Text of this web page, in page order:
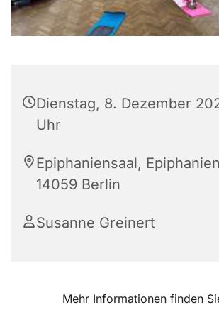
Dienstag, 8. Dezember
Uhr
Epiphaniensaal,
14059 Berlin
Susanne Greinert
Mehr Informationen finden